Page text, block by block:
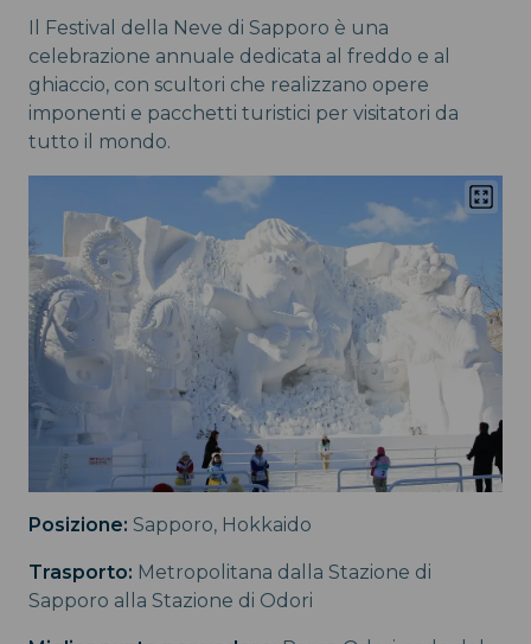
Il Festival della Neve di Sapporo è una
celebrazione annuale dedicata al freddo e al
ghiaccio, con scultori che realizzano opere
imponenti e pacchetti turistici per visitatori da
tutto il mondo.
Posizione: Sapporo, Hokkaido
Trasporto: Metropolitana dalla Stazione di
Sapporo alla Stazione di Odori